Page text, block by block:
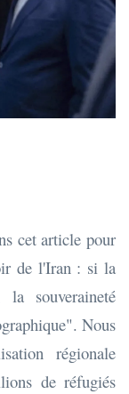
cet article pour
de l'Iran : si la
la souveraineté
Nous
régionale
de réfugiés